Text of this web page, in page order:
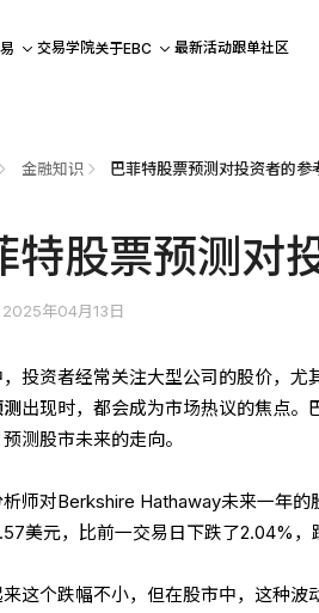
交易学院关于EBC 最新活动跟单社区
金融知识 巴菲特股票预测对投资者的参
特股票预测对
2025年04月13日
投资者经常关注大型公司的股价，
出现时，都会成为市场热议的焦点。
测股市未来的走向。
师对Berkshire Hathaway未来一年
美元，比前一交易日下跌了2.04%，
来这个跌幅不小，但在股市中，这种